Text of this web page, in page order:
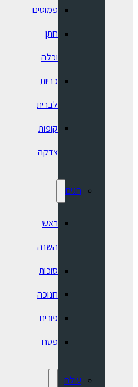
פמוטים
חתן
וכלה
כריות
לברית
קופות
צדקה
חגים
ראש
השנה
סוכות
חנוכה
פורים
פסח
עולם